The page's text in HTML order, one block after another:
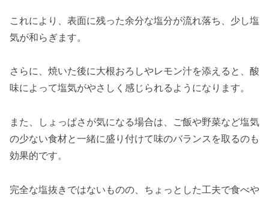
これにより、表面に残った余分な塩分が流れ落ち、少し塩
気が和らぎます。
さらに、焼いた後に大根おろしやレモン汁を添えると、酸
味によって塩気がやさしく感じられるようになります。
また、しょっぱさが気になる場合は、ご飯や野菜など塩気
の少ない食材と一緒に盛り付けて味のバランスを取るのも
効果的です。
完全な塩抜きではないものの、ちょっとした工夫で食べや